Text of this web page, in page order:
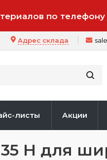
по
Адрес склада
листы Акции
H для